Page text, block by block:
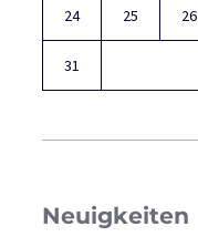
u
24 25 26
31
Neuigkeiten